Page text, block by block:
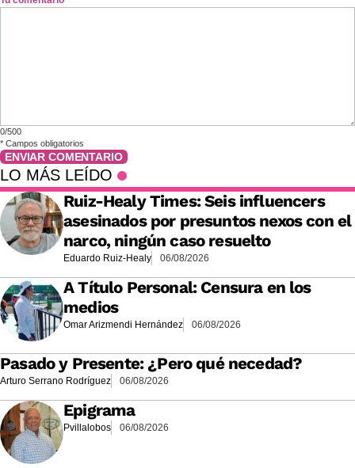
0/500
* Campos obligatorios
ENVIAR COMENTARIO
LO MÁS LEÍDO
Ruiz-Healy Times: Seis influencers
asesinados por presuntos nexos con el
narco, ningún caso resuelto
Eduardo Ruiz-Healy 06/08/2026
A Título Personal: Censura en los
medios
Omar Arizmendi Hernández 06/08/2026
Pasado y Presente: ¿Pero qué necedad?
Arturo Serrano Rodríguez 06/08/2026
Epigrama
Pvillalobos 06/08/2026